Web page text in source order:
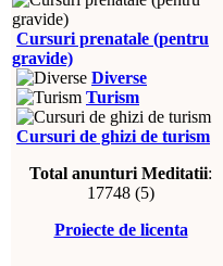
Cursuri prenatale (pentru
gravide)
Diverse
Turism
Cursuri de ghizi de turism
Total anunturi Meditatii:
17748 (5)
Proiecte de licenta